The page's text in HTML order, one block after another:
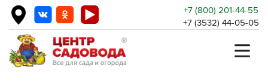
+7 (800) 201-44-55
+7 (3532) 44-05-05